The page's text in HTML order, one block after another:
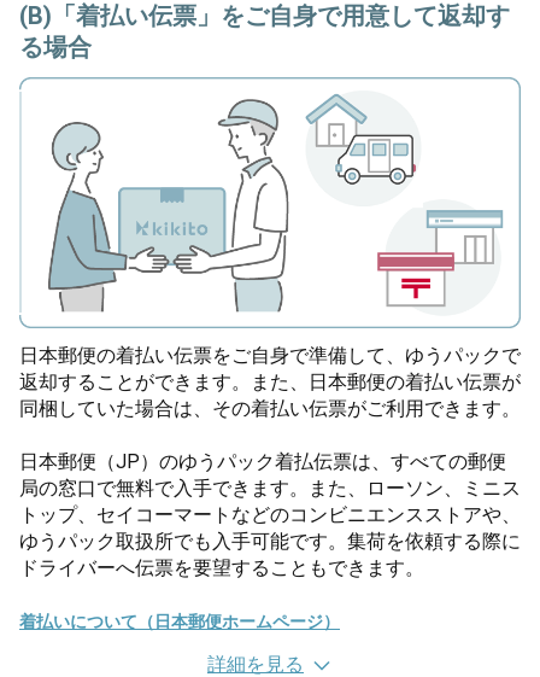
(B)「着払い伝票」をご自身で用意して返却す
る場合
日本郵便の着払い伝票をご自身で準備して、ゆうパックで
返却することができます。また、日本郵便の着払い伝票が
同梱していた場合は、その着払い伝票がご利用できます。
日本郵便（JP）のゆうパック着払伝票は、すべての郵便
局の窓口で無料で入手できます。また、ローソン、ミニス
トップ、セイコーマートなどのコンビニエンスストアや、
ゆうパック取扱所でも入手可能です。集荷を依頼する際に
ドライバーへ伝票を要望することもできます。
着払いについて（日本郵便ホームページ）
詳細を見る